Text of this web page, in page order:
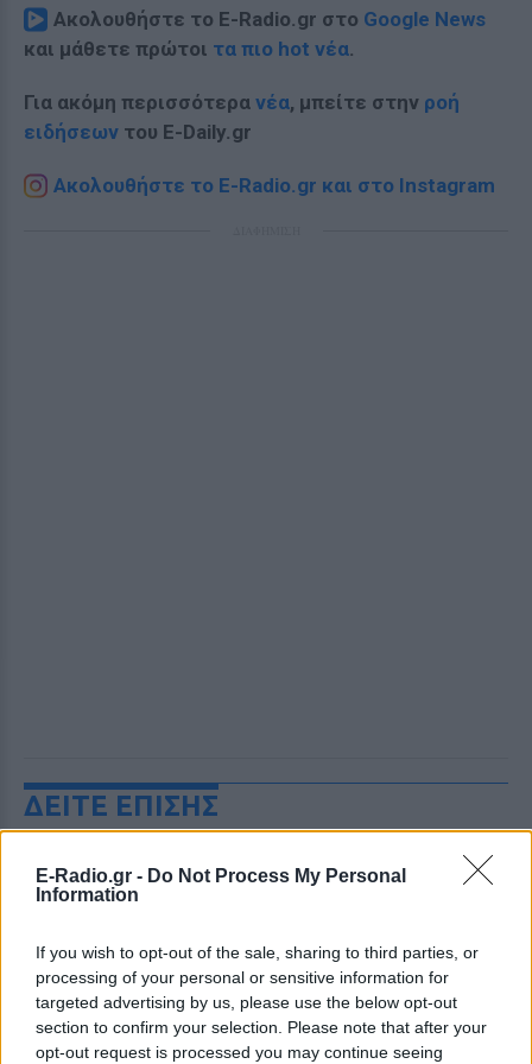
E-Radio.gr - Do Not Process My Personal
Information
If you wish to opt-out of the sale, sharing to third parties, or
processing of your personal or sensitive information for
targeted advertising by us, please use the below opt-out
section to confirm your selection. Please note that after your
opt-out request is processed you may continue seeing
Ακολουθήστε το E-Radio.gr στο Google News
και μάθετε πρώτοι τα πιο hot νέα.
Για ακόμη περισσότερα νέα, μπείτε στην ροή
ειδήσεων του E-Daily.gr
Ακολουθήστε το E-Radio.gr και στο Instagram
ΔΕΙΤΕ ΕΠΙΣΗΣ
ΣΤΗΝ ΙΔΙΑ ΚΑΤΗΓΟΡΙΑ
μέτρων στη Λιθουανία για τη
διέλευση παράνομων
μεταναστών από τη
Λευκορωσία
ΧΤΕΣ